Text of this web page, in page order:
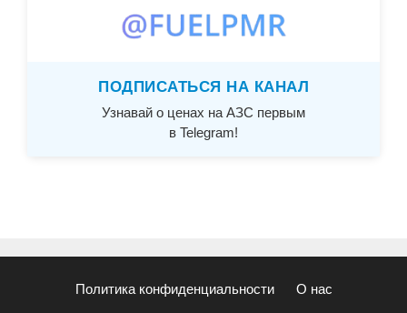
ПОДПИСАТЬСЯ НА КАНАЛ
Узнавай о ценах на АЗС первым
в Telegram!
Политика конфиденциальности О нас